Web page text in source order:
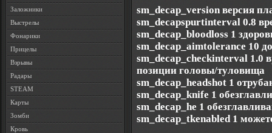
Заложники
Выстрелы
Фонарики
Прицелы
Взрывы
Радары
STEAM
Карты
Зомби
Кровь
sm_decap_version версия
sm_decapspurtinterval 0.8
sm_decap_bloodloss 1
sm_decap_aimtolerance 10
sm_decap_checkinterval 1.0
позиции головы/туловища
sm_decap_headshot 1
sm_decap_knife 1
sm_decap_he 1
sm_decap_tkenabled 1